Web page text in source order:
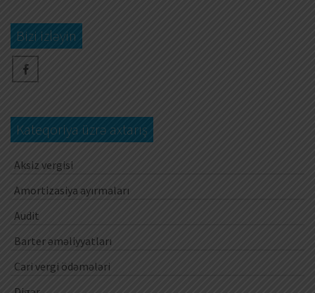
Bizi izləyin
Kateqoriya üzrə axtarış
Aksiz vergisi
Amortizasiya ayırmaları
Audit
Barter əməliyyatları
Cari vergi ödəmələri